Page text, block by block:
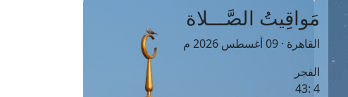
مَواقِيتُ الصَّـــلاة
القاهرة · 09 أغسطس 2026 م
الفجر
4 :43